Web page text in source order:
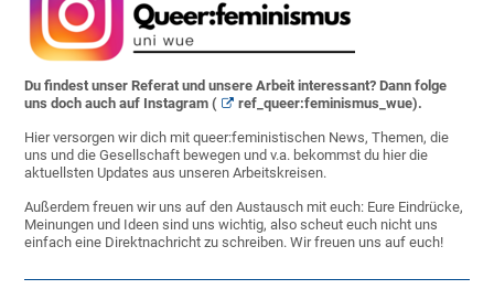
Du findest unser Referat und unsere Arbeit interessant? Dann folge
uns doch auch auf Instagram (
ref_queer:feminismus_wue).
Hier versorgen wir dich mit queer:feministischen News, Themen, die
uns und die Gesellschaft bewegen und v.a. bekommst du hier die
aktuellsten Updates aus unseren Arbeitskreisen.
Außerdem freuen wir uns auf den Austausch mit euch: Eure Eindrücke,
Meinungen und Ideen sind uns wichtig, also scheut euch nicht uns
einfach eine Direktnachricht zu schreiben. Wir freuen uns auf euch!